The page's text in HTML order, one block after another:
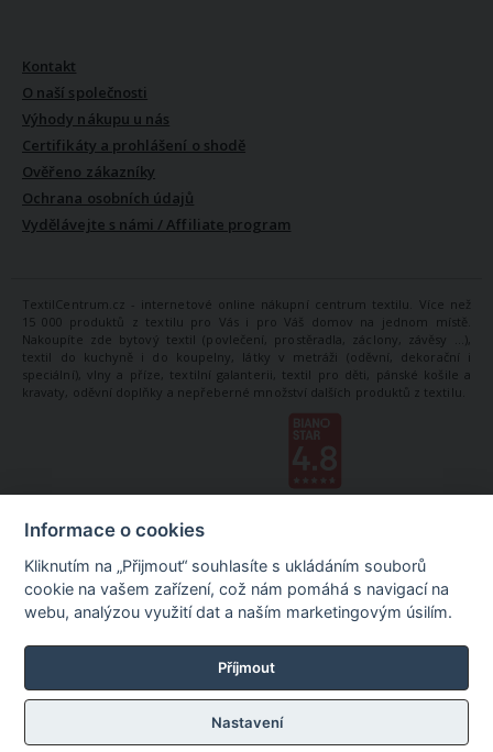
Kontakt
O naší společnosti
Výhody nákupu u nás
Certifikáty a prohlášení o shodě
Ověřeno zákazníky
Ochrana osobních údajů
Vydělávejte s námi / Affiliate program
TextilCentrum.cz - internetové online nákupní centrum textilu. Více než
15 000 produktů z textilu pro Vás i pro Váš domov na jednom místě.
Nakoupíte zde bytový textil (povlečení, prostěradla, záclony, závěsy ...),
textil do kuchyně i do koupelny, látky v metráži (oděvní, dekorační i
speciální), vlny a příze, textilní galanterii, textil pro děti, pánské košile a
kravaty, oděvní doplňky a nepřeberné množství dalších produktů z textilu.
Informace o cookies
Kliknutím na „Přijmout“ souhlasíte s ukládáním souborů
cookie na vašem zařízení, což nám pomáhá s navigací na
webu, analýzou využití dat a naším marketingovým úsilím.
Příjmout
Nastavení